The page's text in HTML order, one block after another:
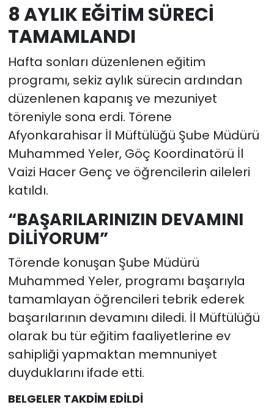
8 AYLIK EĞİTİM SÜRECİ
TAMAMLANDI
Hafta sonları düzenlenen eğitim
programı, sekiz aylık sürecin ardından
düzenlenen kapanış ve mezuniyet
töreniyle sona erdi. Törene
Afyonkarahisar İl Müftülüğü Şube Müdürü
Muhammed Yeler, Göç Koordinatörü İl
Vaizi Hacer Genç ve öğrencilerin aileleri
katıldı.
“BAŞARILARINIZIN DEVAMINI
DİLİYORUM”
Törende konuşan Şube Müdürü
Muhammed Yeler, programı başarıyla
tamamlayan öğrencileri tebrik ederek
başarılarının devamını diledi. İl Müftülüğü
olarak bu tür eğitim faaliyetlerine ev
sahipliği yapmaktan memnuniyet
duyduklarını ifade etti.
BELGELER TAKDİM EDİLDİ